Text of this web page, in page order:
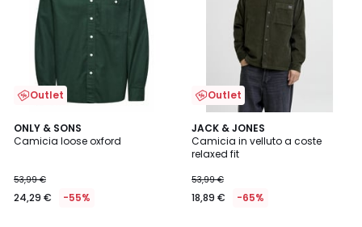
Outlet
ONLY & SONS
Camicia loose oxford
53,99 €
24,29 € -55%
Outlet
JACK & JONES
Camicia in velluto a coste
relaxed fit
53,99 €
18,89 € -65%
5
/
5